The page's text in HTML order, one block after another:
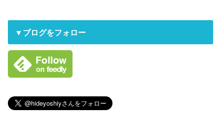
▼ブログをフォロー